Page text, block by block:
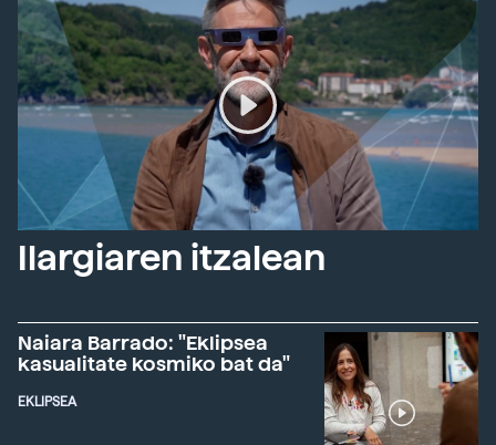
Ilargiaren itzalean
Naiara Barrado: "Eklipsea
kasualitate kosmiko bat da"
EKLIPSEA